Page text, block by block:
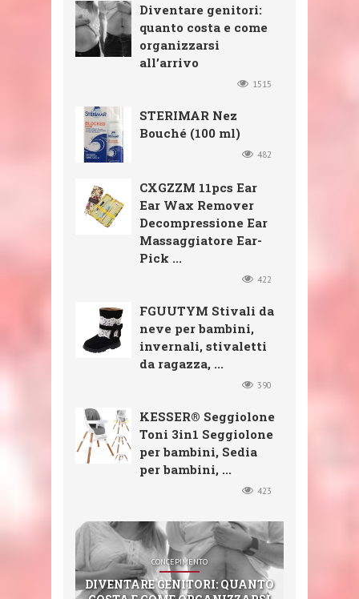
Diventare genitori:
quanto costa e come
organizzarsi
all’arrivo
1515
STERIMAR Nez
Bouché (100 ml)
482
CXGZZM 11pcs Ear
Ear Wax Remover
Decompressione Ear
Massaggiatore Ear-
Pick ...
422
FGUUTYM Stivali da
neve per bambini,
invernali, stivaletti
da ragazza, ...
390
KESSER® Seggiolone
Toni 3in1 Seggiolone
per bambini, Sedia
per bambini, ...
423
CONCEPIMENTO
DIVENTARE GENITORI: QUANTO
SHOP
STERIMAR NEZ BOUCHÉ (100
SHOP
CXGZZM 11PCS EAR EAR WAX
REMOVER DECOMPRESSIONE
SHOP
FGUUTYM STIVALI DA NEVE
PER BAMBINI, INVERNALI,
SHOP
KESSER® SEGGIOLONE TONI
3IN1 SEGGIOLONE PER BAMBINI,